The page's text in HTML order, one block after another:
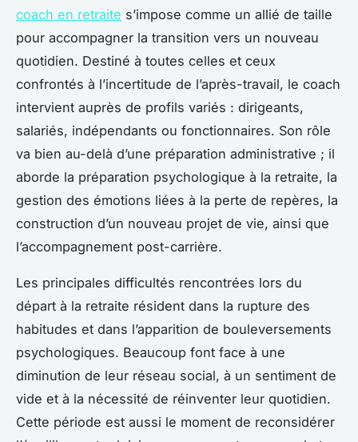
coach en retraite s’impose comme un allié de taille
pour accompagner la transition vers un nouveau
quotidien. Destiné à toutes celles et ceux
confrontés à l’incertitude de l’après-travail, le coach
intervient auprès de profils variés : dirigeants,
salariés, indépendants ou fonctionnaires. Son rôle
va bien au-delà d’une préparation administrative ; il
aborde la préparation psychologique à la retraite, la
gestion des émotions liées à la perte de repères, la
construction d’un nouveau projet de vie, ainsi que
l’accompagnement post-carrière.
Les principales difficultés rencontrées lors du
départ à la retraite résident dans la rupture des
habitudes et dans l’apparition de bouleversements
psychologiques. Beaucoup font face à une
diminution de leur réseau social, à un sentiment de
vide et à la nécessité de réinventer leur quotidien.
Cette période est aussi le moment de reconsidérer